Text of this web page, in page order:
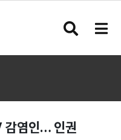
검
버
메
버
감염인… 인권